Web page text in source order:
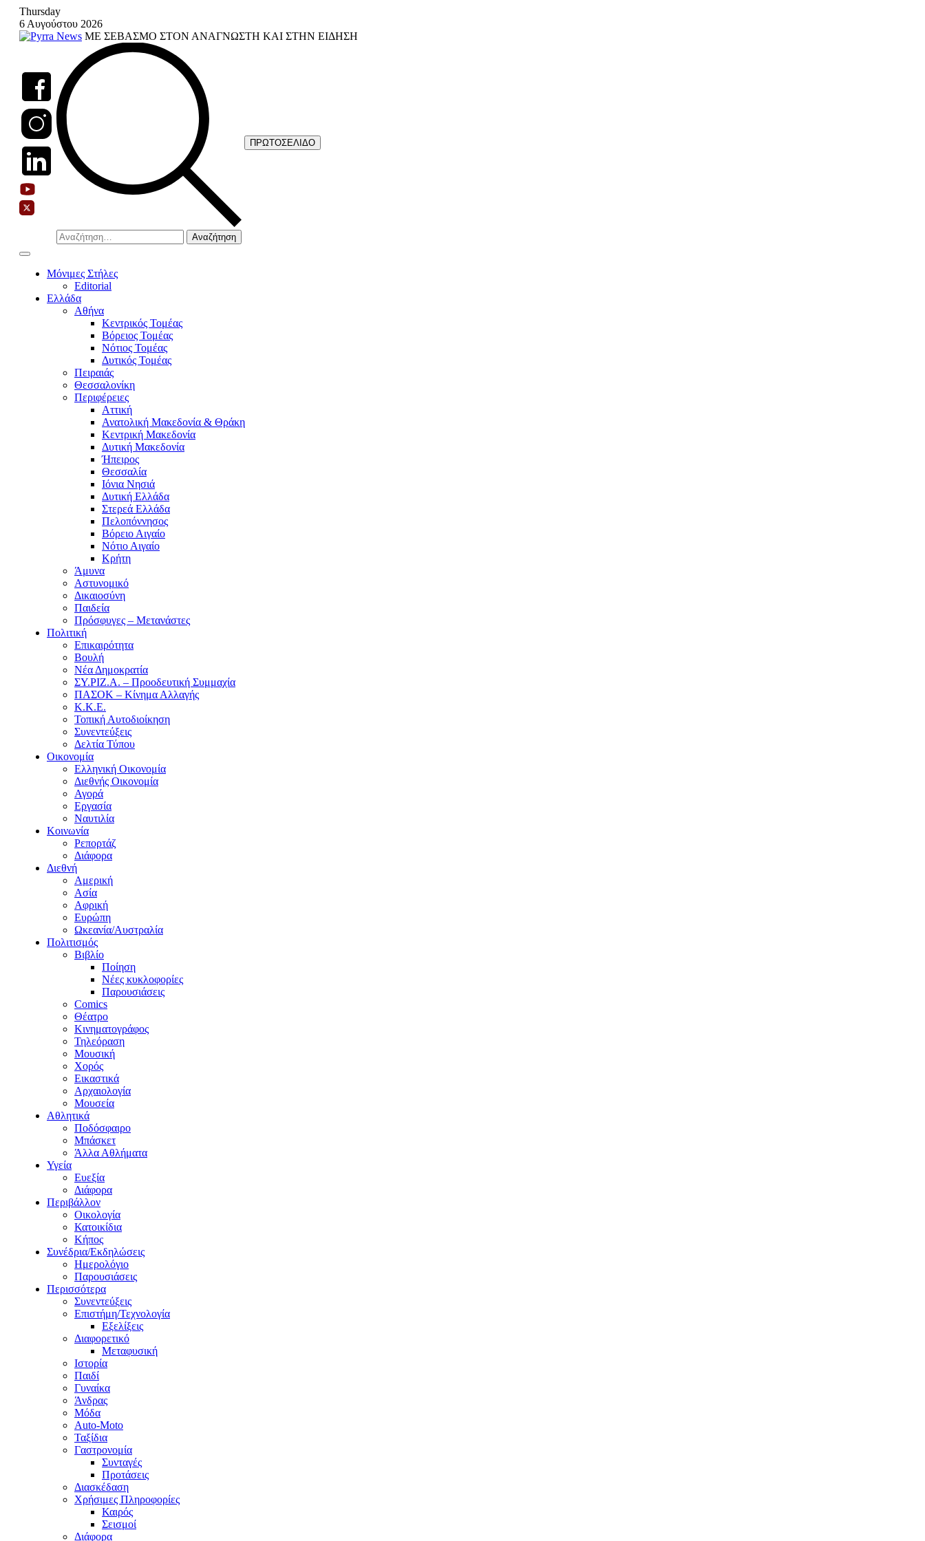
Skip
content
Thursday
6 Αυγούστου 2026
ΜΕ ΣΕΒΑΣΜΟ ΣΤΟΝ ΑΝΑΓΝΩΣΤΗ ΚΑΙ ΣΤΗΝ ΕΙΔΗΣΗ
Αναζήτηση
για:
ΠΡΩΤΟΣΕΛΙΔΟ
Μόνιμες Στήλες
Editorial
Ελλάδα
Αθήνα
Κεντρικός Τομέας
Βόρειος Τομέας
Νότιος Τομέας
Δυτικός Τομέας
Πειραιάς
Θεσσαλονίκη
Περιφέρειες
Αττική
Ανατολική Μακεδονία & Θράκη
Κεντρική Μακεδονία
Δυτική Μακεδονία
Ήπειρος
Θεσσαλία
Ιόνια Νησιά
Δυτική Ελλάδα
Στερεά Ελλάδα
Πελοπόννησος
Βόρειο Αιγαίο
Νότιο Αιγαίο
Κρήτη
Άμυνα
Αστυνομικό
Δικαιοσύνη
Παιδεία
Πρόσφυγες – Μετανάστες
Πολιτική
Επικαιρότητα
Βουλή
Νέα Δημοκρατία
ΣΥ.ΡΙΖ.Α. – Προοδευτική Συμμαχία
ΠΑΣΟΚ – Κίνημα Αλλαγής
Κ.Κ.Ε.
Τοπική Αυτοδιοίκηση
Συνεντεύξεις
Δελτία Τύπου
Οικονομία
Ελληνική Οικονομία
Διεθνής Οικονομία
Αγορά
Εργασία
Ναυτιλία
Κοινωνία
Ρεπορτάζ
Διάφορα
Διεθνή
Αμερική
Ασία
Αφρική
Ευρώπη
Ωκεανία/Αυστραλία
Πολιτισμός
Βιβλίο
Ποίηση
Νέες κυκλοφορίες
Παρουσιάσεις
Comics
Θέατρο
Κινηματογράφος
Τηλεόραση
Μουσική
Χορός
Εικαστικά
Αρχαιολογία
Μουσεία
Αθλητικά
Ποδόσφαιρο
Μπάσκετ
Άλλα Αθλήματα
Υγεία
Ευεξία
Διάφορα
Περιβάλλον
Οικολογία
Κατοικίδια
Κήπος
Συνέδρια/Εκδηλώσεις
Ημερολόγιο
Παρουσιάσεις
Περισσότερα
Συνεντεύξεις
Επιστήμη/Τεχνολογία
Εξελίξεις
Διαφορετικό
Μεταφυσική
Ιστορία
Παιδί
Γυναίκα
Άνδρας
Μόδα
Auto-Moto
Ταξίδια
Γαστρονομία
Συνταγές
Προτάσεις
Διασκέδαση
Χρήσιμες Πληροφορίες
Καιρός
Σεισμοί
Διάφορα